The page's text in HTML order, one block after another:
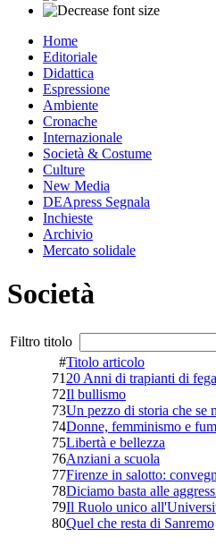
Home
Editoriale
Didattica
Espressione
Ambiente
Cronache
Internazionale
Società & Costume
Culture
New Media
DEApress Segnala
Inchieste
Archivio
Mercato solidale
Società
Filtro titolo
#Titolo articolo
71 20 Anni di trapianti di
72Il bullismo
73Un pezzo di storia che se
74Donne, femminismo e
75Libertà e bellezza
76Anziani a scuola
77Firenze in salotto:
78Diciamo basta alle
79Il Ruolo unico
80Quel che resta di Sanremo